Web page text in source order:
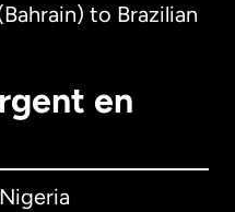
to Brazilian
en